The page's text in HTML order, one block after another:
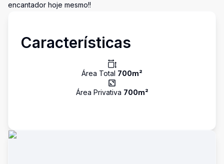
encantador hoje mesmo!!
Características
Área Total 700m²
Área Privativa 700m²